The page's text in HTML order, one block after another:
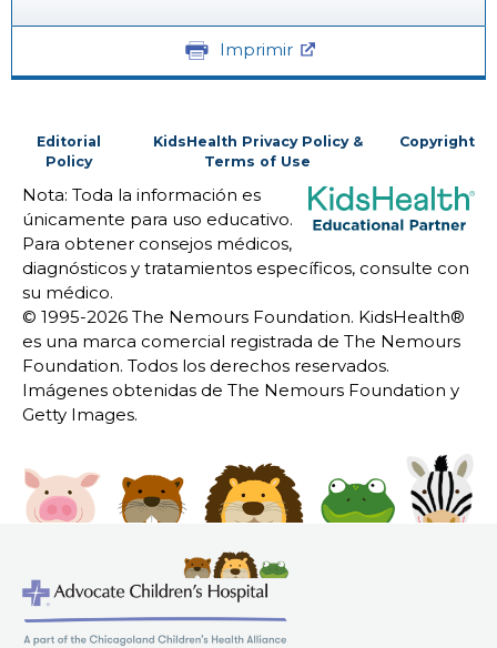
Imprimir
Editorial
Policy
KidsHealth Privacy Policy &
Terms of Use
Copyright
Nota: Toda la información es
únicamente para uso educativo.
Para obtener consejos médicos,
diagnósticos y tratamientos específicos, consulte con
su médico.
© 1995-2026 The Nemours Foundation. KidsHealth®
es una marca comercial registrada de The Nemours
Foundation. Todos los derechos reservados.
Imágenes obtenidas de The Nemours Foundation y
Getty Images.